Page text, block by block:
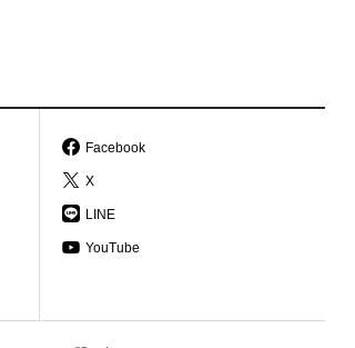
Facebook
X
LINE
YouTube